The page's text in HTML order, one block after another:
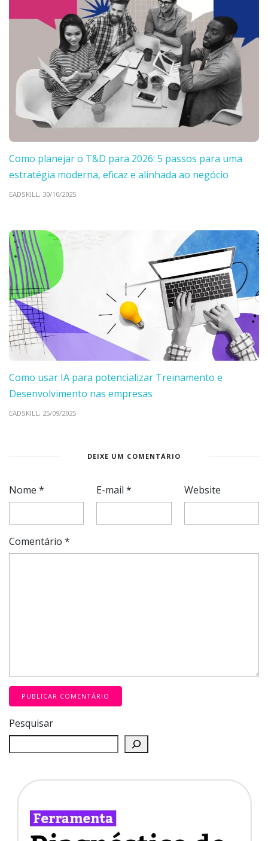
Como planejar o T&D para 2026: 5 passos para uma
estratégia moderna, eficaz e alinhada ao negócio
EADSKILL, 30/10/2025
Como usar IA para potencializar Treinamento e
Desenvolvimento nas empresas
EADSKILL, 25/09/2025
DEIXE UM COMENTÁRIO
Nome * E-mail* Website
Comentário *
Pesquisar